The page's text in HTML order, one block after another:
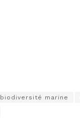
biodiversité marine